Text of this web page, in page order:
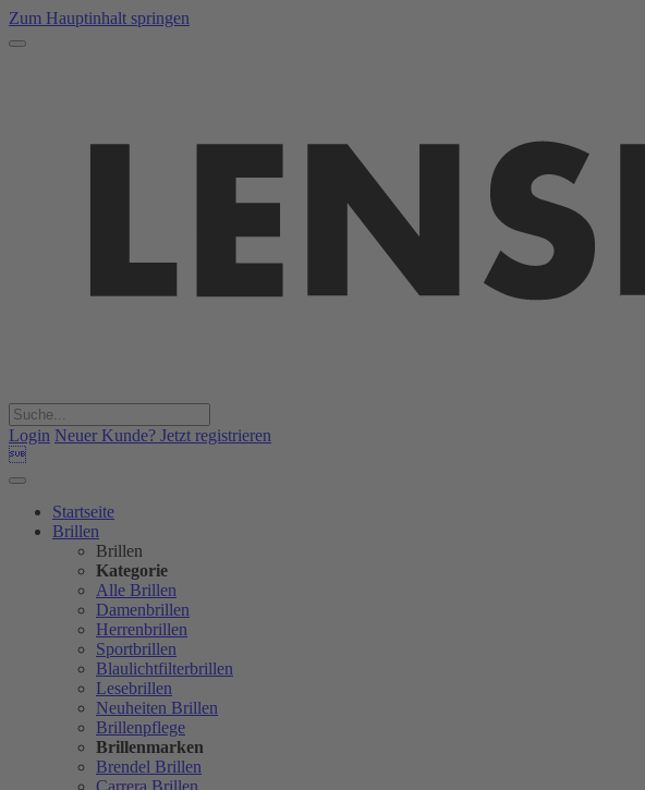
Zum Hauptinhalt springen
Login Neuer Kunde? Jetzt registrieren

Startseite
Brillen
Brillen
Kategorie
Alle Brillen
Damenbrillen
Herrenbrillen
Sportbrillen
Blaulichtfilterbrillen
Lesebrillen
Neuheiten Brillen
Brillenpflege
Brillenmarken
Brendel Brillen
Carrera Brillen